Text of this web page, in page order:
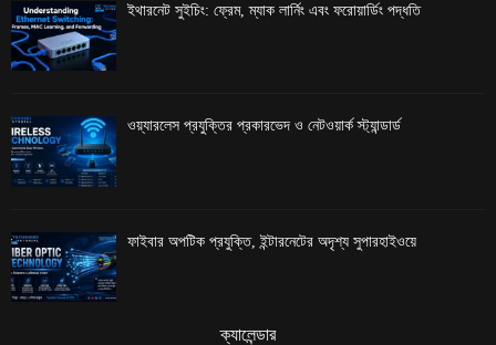
ইথারনেট সুইচিং: ফ্রেম, ম্যাক লার্নিং এবং ফরোয়ার্ডিং পদ্ধতি
ওয়্যারলেস প্রযুক্তির প্রকারভেদ ও নেটওয়ার্ক স্ট্যান্ডার্ড
ফাইবার অপটিক প্রযুক্তি, ইন্টারনেটের অদৃশ্য সুপারহাইওয়ে
ক্যালেন্ডার